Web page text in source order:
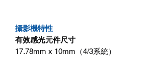
攝影機特性
有效感光元件尺寸
17.78mm x 10mm（4/3系統）